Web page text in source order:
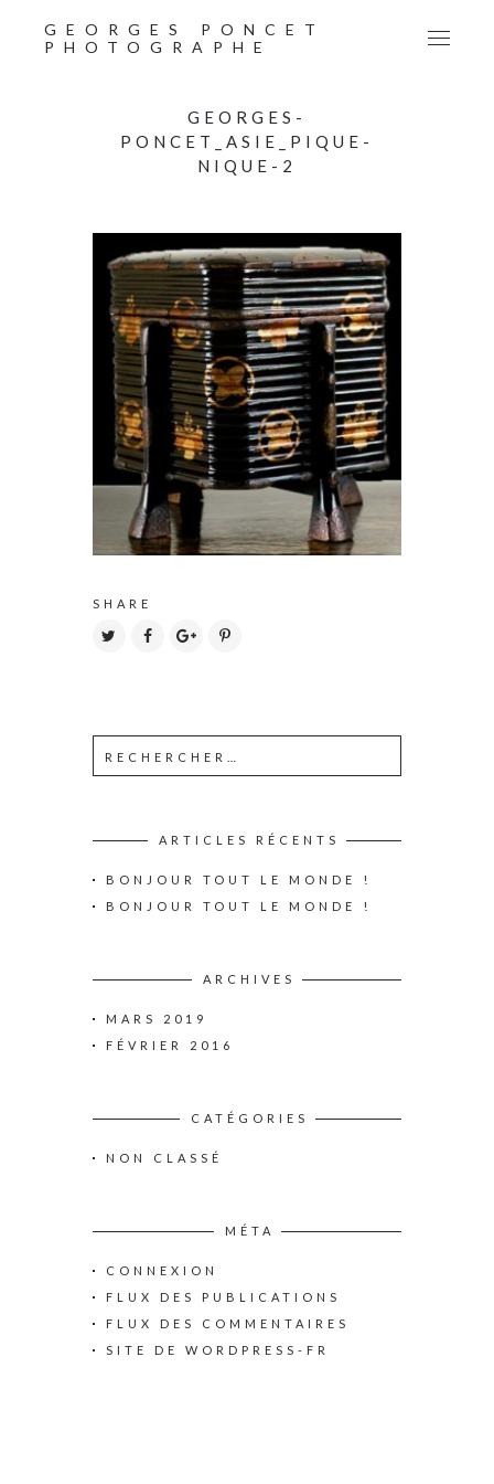
GEORGES PONCET
PHOTOGRAPHE
GEORGES-
PONCET_ASIE_PIQUE-
NIQUE-2
SHARE
ARTICLES RÉCENTS
BONJOUR TOUT LE MONDE !
BONJOUR TOUT LE MONDE !
ARCHIVES
MARS 2019
FÉVRIER 2016
CATÉGORIES
NON CLASSÉ
MÉTA
CONNEXION
FLUX DES PUBLICATIONS
FLUX DES COMMENTAIRES
SITE DE WORDPRESS-FR